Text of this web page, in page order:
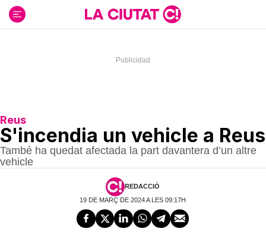
contenido
Reus
S'incendia un vehicle a Reus
També ha quedat afectada la part davantera d’un altre
vehicle
REDACCIÓ
19 DE MARÇ DE 2024 A LES 09:17H